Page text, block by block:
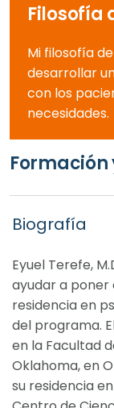
Filosofía
Mi filosofía
desarrollar
con los
necesidades.
Biografía
Eyuel Terefe,
ayudar a
residencia en
del programa.
en la Facultad
Oklahoma, en
su residencia